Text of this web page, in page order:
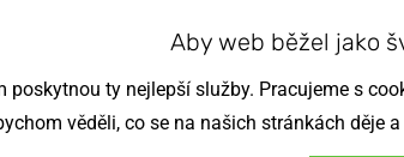
Aby web běžel jako
poskytnou ty nejlepší služby. Pracujeme s
věděli, co se na našich stránkách děje